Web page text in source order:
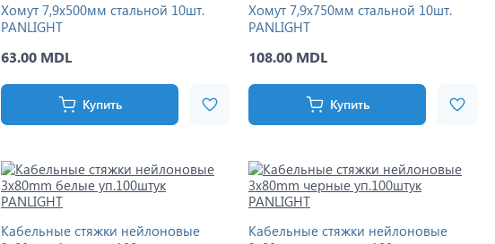
Хомут 7,9x500мм стальной 10шт.
PANLIGHT
63.00 MDL
Купить
Хомут 7,9x750мм стальной 10шт.
PANLIGHT
108.00 MDL
Купить
Кабельные стяжки нейлоновые
Кабельные стяжки нейлоновые